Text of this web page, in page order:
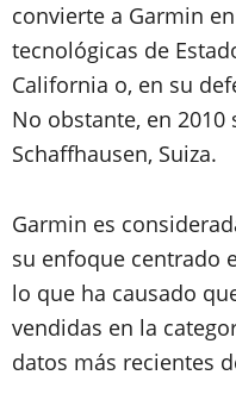
convierte a Garmin
tecnológicas de
California o, en su
No obstante, en 2010
Schaffhausen, Suiza.
Garmin es
su enfoque centrado
lo que ha causado
vendidas en la
datos más recientes